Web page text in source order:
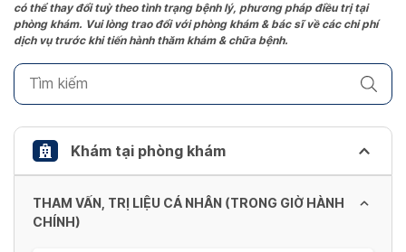
question
mark
to
keyboard
shortcuts
changing
dates.
có thể thay đổi tuỳ theo tình trạng bệnh lý, phương pháp điều trị tại
phòng khám. Vui lòng trao đổi với phòng khám & bác sĩ về các chi phí
dịch vụ trước khi tiến hành thăm khám & chữa bệnh.
Khám tại phòng khám
THAM VẤN, TRỊ LIỆU CÁ NHÂN (TRONG GIỜ HÀNH
CHÍNH)